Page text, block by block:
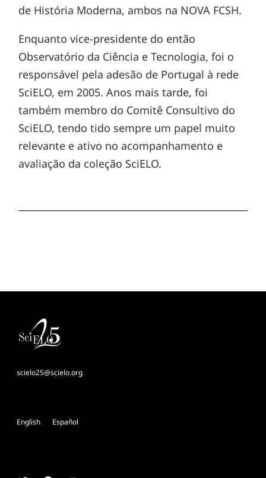
de História Moderna, ambos na NOVA FCSH.
Enquanto vice-presidente do então
Observatório da Ciência e Tecnologia, foi o
responsável pela adesão de Portugal à rede
SciELO, em 2005. Anos mais tarde, foi
também membro do Comitê Consultivo do
SciELO, tendo tido sempre um papel muito
relevante e ativo no acompanhamento e
avaliação da coleção SciELO.
scielo25@scielo.org
English Español